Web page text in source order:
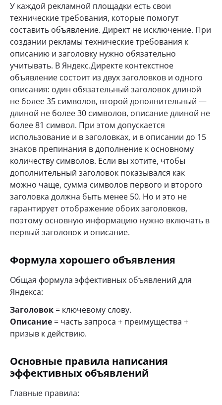
У каждой рекламной площадки есть свои
технические требования, которые помогут
составить объявление. Директ не исключение. При
создании рекламы технические требования к
описанию и заголовку нужно обязательно
учитывать. В Яндекс.Директе контекстное
объявление состоит из двух заголовков и одного
описания: один обязательный заголовок длиной
не более 35 символов, второй дополнительный —
длиной не более 30 символов, описание длиной не
более 81 символ. При этом допускается
использование и в заголовках, и в описании до 15
знаков препинания в дополнение к основному
количеству символов. Если вы хотите, чтобы
дополнительный заголовок показывался как
можно чаще, сумма символов первого и второго
заголовка должна быть менее 50. Но и это не
гарантирует отображение обоих заголовков,
поэтому основную информацию нужно включать в
первый заголовок и описание.
Формула хорошего объявления
Общая формула эффективных объявлений для
Яндекса:
Заголовок = ключевому слову.
Описание = часть запроса + преимущества +
призыв к действию.
Основные правила написания
эффективных объявлений
Главные правила: